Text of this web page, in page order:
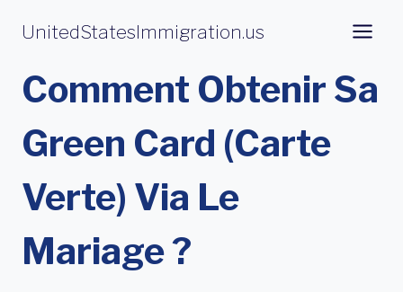
UnitedStatesImmigration.us
Comment Obtenir Sa
Green Card (Carte
Verte) Via Le
Mariage ?